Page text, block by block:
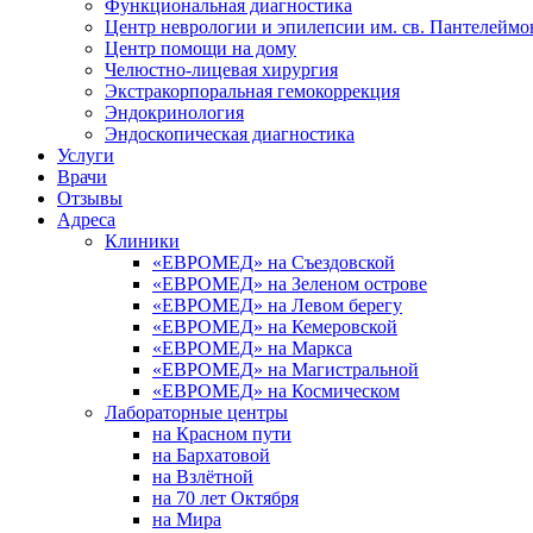
Функциональная диагностика
Центр неврологии и эпилепсии им. св.
Центр помощи на дому
Челюстно-лицевая хирургия
Экстракорпоральная гемокоррекция
Эндокринология
Эндоскопическая диагностика
Услуги
Врачи
Отзывы
Адреса
Клиники
«ЕВРОМЕД» на Съездовской
«ЕВРОМЕД» на Зеленом острове
«ЕВРОМЕД» на Левом берегу
«ЕВРОМЕД» на Кемеровской
«ЕВРОМЕД» на Маркса
«ЕВРОМЕД» на Магистральной
«ЕВРОМЕД» на Космическом
Лабораторные центры
на Красном пути
на Бархатовой
на Взлётной
на 70 лет Октября
на Мира